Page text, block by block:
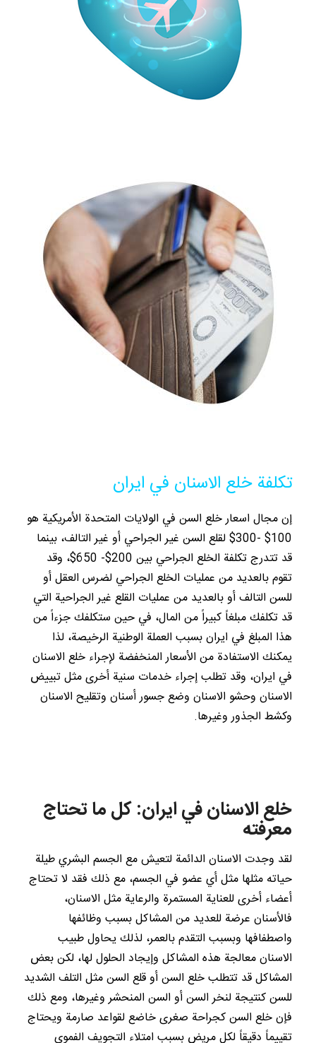
تكلفة خلع الاسنان في ايران
إن مجال اسعار خلع السن في الولايات المتحدة الأمريكية هو
100$ -300$ لقلع السن غير الجراحي أو غير التالف، بينما
قد تتدرج تكلفة الخلع الجراحي بين 200$- 650$، وقد
تقوم بالعديد من عمليات الخلع الجراحي لضرس العقل أو
للسن التالف أو بالعديد من عمليات القلع غير الجراحية التي
قد تكلفك مبلغاً كبيراً من المال، في حين ستكلفك جزءاً من
هذا المبلغ في ايران بسبب العملة الوطنية الرخيصة، لذا
يمكنك الاستفادة من الأسعار المنخفضة لإجراء خلع الاسنان
في ايران، وقد تطلب إجراء خدمات سنية أخرى مثل تبييض
الاسنان وحشو الاسنان وضع جسور أسنان وتقليح الاسنان
وكشط الجذور وغيرها.
خلع الاسنان في ايران: كل ما تحتاج
معرفته
لقد وجدت الاسنان الدائمة لتعيش مع الجسم البشري طيلة
حياته مثلها مثل أي عضو في الجسم، مع ذلك فقد لا تحتاج
أعضاء أخرى للعناية المستمرة والرعاية مثل الاسنان،
فالأسنان عرضة للعديد من المشاكل بسبب وظائفها
واصطفافها وبسبب التقدم بالعمر، لذلك يحاول طبيب
الاسنان معالجة هذه المشاكل وإيجاد الحلول لها، لكن بعض
المشاكل قد تتطلب خلع السن أو قلع السن مثل التلف الشديد
للسن كنتيجة لنخر السن أو السن المنحشر وغيرها، ومع ذلك
فإن خلع السن كجراحة صغرى خاضع لقواعد صارمة ويحتاج
تقييماً دقيقاً لكل مريض بسبب امتلاء التجويف الفموي